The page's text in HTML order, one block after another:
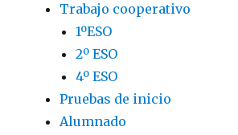
Trabajo cooperativo
1ºESO
2º ESO
4º ESO
Pruebas de inicio
Alumnado